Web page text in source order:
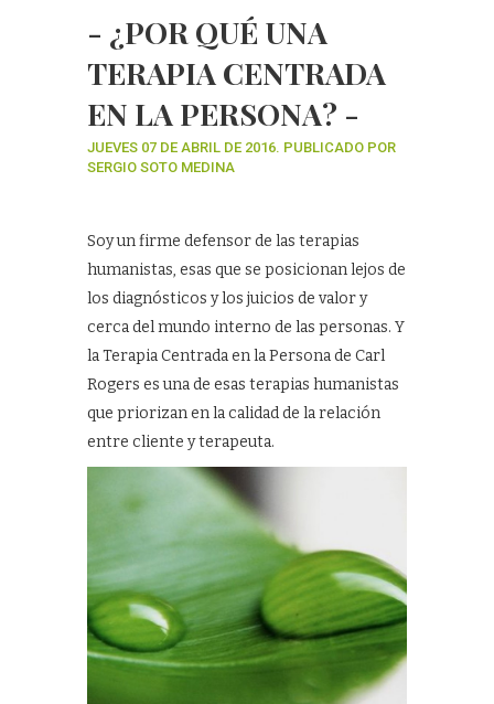
- ¿POR QUÉ UNA
TERAPIA CENTRADA
EN LA PERSONA? -
JUEVES 07 DE ABRIL DE 2016. PUBLICADO POR
SERGIO SOTO MEDINA
Soy un firme defensor de las terapias
humanistas, esas que se posicionan lejos de
los diagnósticos y los juicios de valor y
cerca del mundo interno de las personas. Y
la Terapia Centrada en la Persona de Carl
Rogers es una de esas terapias humanistas
que priorizan en la calidad de la relación
entre cliente y terapeuta.